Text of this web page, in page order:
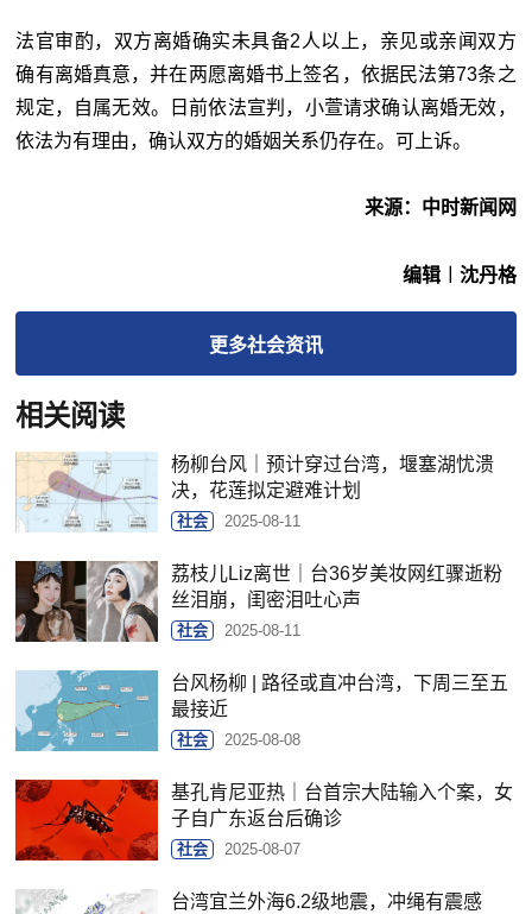
法官审酌，双方离婚确实未具备2人以上，亲见或亲闻双方
确有离婚真意，并在两愿离婚书上签名，依据民法第73条之
规定，自属无效。日前依法宣判，小萱请求确认离婚无效，
依法为有理由，确认双方的婚姻关系仍存在。可上诉。
来源：中时新闻网
编辑︱沈丹格
更多社会资讯
相关阅读
杨柳台风｜预计穿过台湾，堰塞湖忧溃
决，花莲拟定避难计划
社会 2025-08-11
荔枝儿Liz离世｜台36岁美妆网红骤逝粉
丝泪崩，闺密泪吐心声
社会 2025-08-11
台风杨柳 | 路径或直冲台湾，下周三至五
最接近
社会 2025-08-08
基孔肯尼亚热｜台首宗大陆输入个案，女
子自广东返台后确诊
社会 2025-08-07
台湾宜兰外海6.2级地震，冲绳有震感